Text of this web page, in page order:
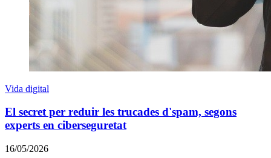
Vida digital
El secret per reduir les trucades d'spam, segons
experts en ciberseguretat
16/05/2026